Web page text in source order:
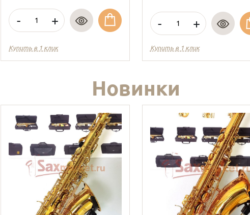
- +
Купить в 1 клик
- +
Купить в 1 клик
Новинки